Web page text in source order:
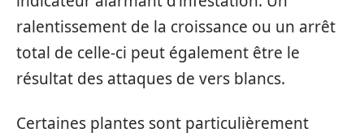
ralentissement de la croissance ou un arrêt
total de celle-ci peut également être le
résultat des attaques de vers blancs.
Certaines plantes sont particulièrement